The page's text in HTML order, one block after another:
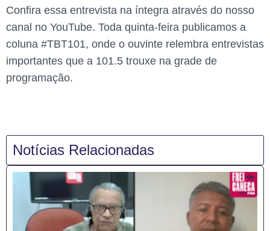
Confira essa entrevista na íntegra através do nosso
canal no YouTube. Toda quinta-feira publicamos a
coluna #TBT101, onde o ouvinte relembra entrevistas
importantes que a 101.5 trouxe na grade de
programação.
Notícias Relacionadas